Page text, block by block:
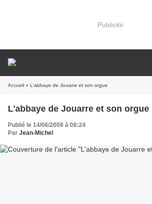
Publicité
Accueil » L'abbaye de Jouarre et son orgue
L'abbaye de Jouarre et son orgue
Publié le 14/06/2008 à 08:24
Par Jean-Michel